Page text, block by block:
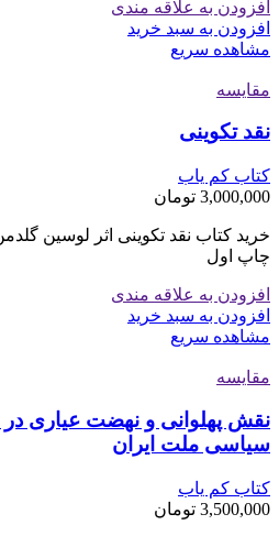
افزودن به علاقه مندی
افزودن به سبد خرید
مشاهده سریع
مقایسه
نقد تکوینی
کتاب کم یاب
3,000,000 تومان
خرید کتاب نقد تکوینی اثر لوسین
چاپ اول
افزودن به علاقه مندی
افزودن به سبد خرید
مشاهده سریع
مقایسه
نقش پهلوانی و نهضت عیاری در
سیاسی ملت ایران
کتاب کم یاب
3,500,000 تومان